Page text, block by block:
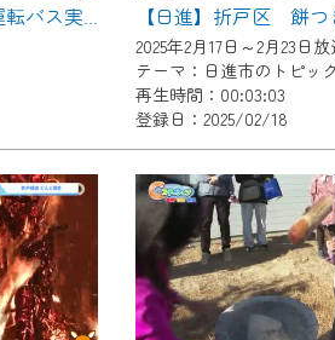
【日進】市で３台目 自動運転バス実証実験出発式 【日進】折戸区 餅つ
2025年2月17日～2月23日放
テーマ：日進市のトピッ
再生時間：00:03:03
登録日：2025/02/18